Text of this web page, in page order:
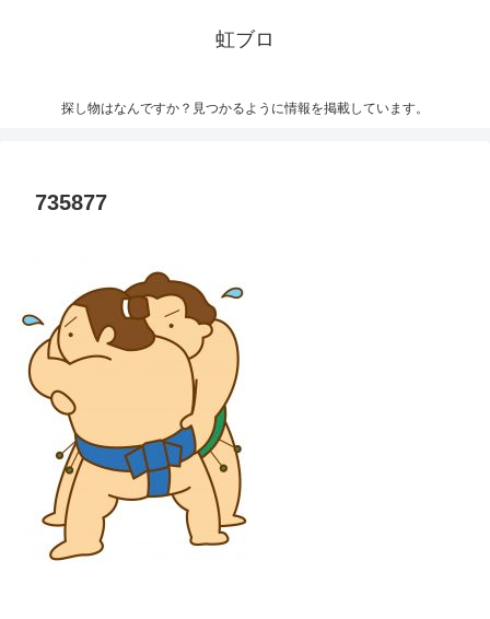
虹ブロ
探し物はなんですか？見つかるように情報を掲載しています。
735877